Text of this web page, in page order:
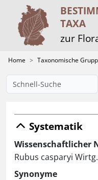
TAXA
zur
Home Taxonomische
Systematik
Wissenschaftlicher
Rubus casparyi Wirtg.
Synonyme